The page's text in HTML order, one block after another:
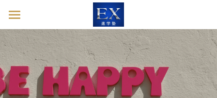
ホーム
英語診断ドック
進学塾EXとは